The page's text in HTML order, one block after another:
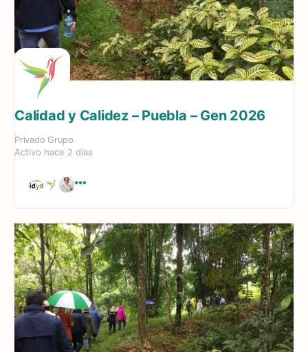
Calidad y Calidez – Puebla – Gen 2026
Privado Grupo
Activo hace 2 días